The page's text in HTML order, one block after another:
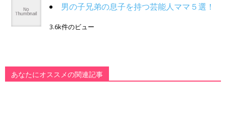
男の子兄弟の息子を持つ芸能人ママ５選！
3.6k件のビュー
あなたにオススメの関連記事